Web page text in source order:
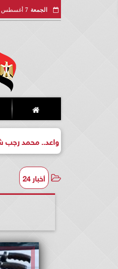
الجمعة 7 أغسطس
واعد.. محمد رجب شعبان يتوّج
أخبار 24